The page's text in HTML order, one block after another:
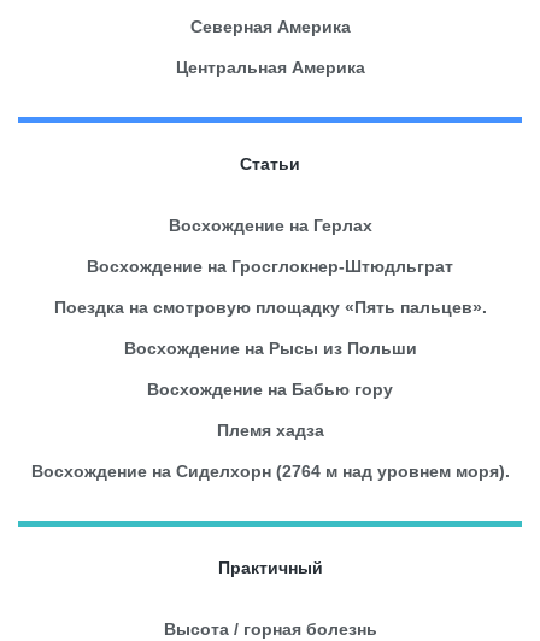
Северная Америка
Центральная Америка
Статьи
Восхождение на Герлах
Восхождение на Гросглокнер-Штюдльграт
Поездка на смотровую площадку «Пять пальцев».
Восхождение на Рысы из Польши
Восхождение на Бабью гору
Племя хадза
Восхождение на Сиделхорн (2764 м над уровнем моря).
Практичный
Высота / горная болезнь